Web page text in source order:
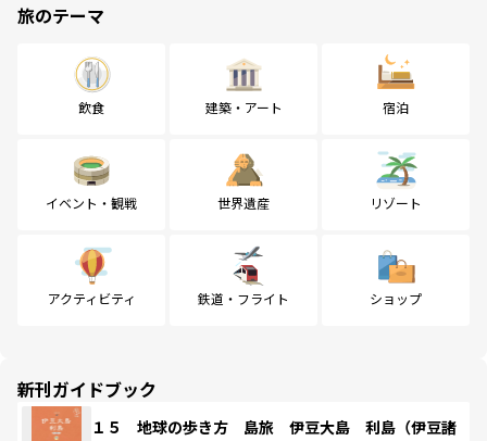
旅のテーマ
飲食 建築・アート 宿泊
イベント・観戦 世界遺産 リゾート
アクティビティ 鉄道・フライト ショップ
新刊ガイドブック
１５ 地球の歩き方 島旅 伊豆大島 利島（伊豆諸